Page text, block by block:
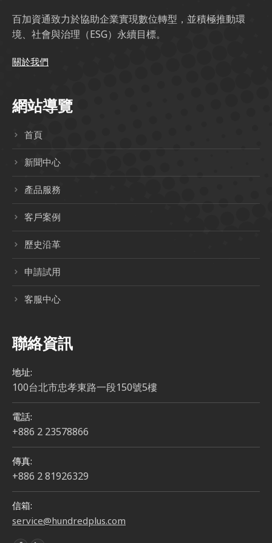
百加資通致力於協助企業實現數位轉型，並積極推動環
境、社會與治理（ESG）永續目標。
關於我們
網站導覽
首頁
新聞中心
產品服務
客戶案例
歷史沿革
申請試用
客服中心
聯絡資訊
地址:
100台北市忠孝東路一段150號5樓
電話:
+886 2 23578866
傳真:
+886 2 81926329
信箱:
service@hundredplus.com